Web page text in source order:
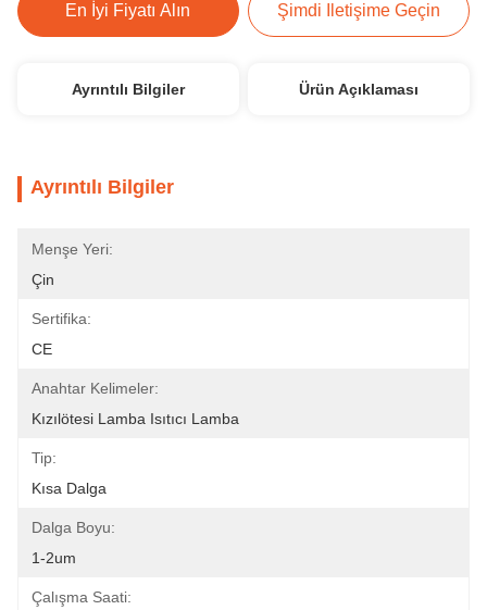
En İyi Fiyatı Alın Şimdi Iletişime Geçin
Ayrıntılı Bilgiler Ürün Açıklaması
Ayrıntılı Bilgiler
Menşe Yeri:
Çin
Sertifika:
CE
Anahtar Kelimeler:
Kızılötesi Lamba Isıtıcı Lamba
Tip:
Kısa Dalga
Dalga Boyu:
1-2um
Çalışma Saati: